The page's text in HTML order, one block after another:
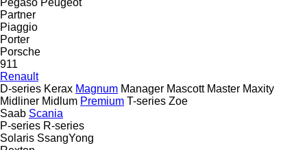
Partner
Piaggio
Porter
Porsche
911
Renault
D-series Kerax Magnum Manager Mascott Master Maxity
Midliner Midlum Premium T-series Zoe
Saab Scania
P-series R-series
Solaris SsangYong